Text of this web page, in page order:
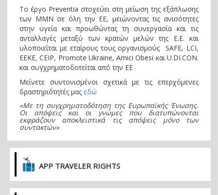
Το έργο Preventia στοχεύει στη μείωση της εξάπλωσης
των ΜΜΝ σε όλη την ΕΕ, μειώνοντας τις ανισότητες
στην υγεία και προωθώντας τη συνεργασία και τις
ανταλλαγές μεταξύ των κρατών μελών της Ε.Ε. και
υλοποιείται με εταίρους τους οργανισμούς SAFE, LCI,
EEKE, CEIP, Promote Ukraine, Amici Obesi και U.DI.CON.
και συγχρηματοδοτείται από την ΕΕ
Μείνετε συντονισμένοι σχετικά με τις επερχόμενες
δραστηριότητές μας εδώ
«Με τη συγχρηματοδότηση της Ευρωπαϊκής Ένωσης.
Οι απόψεις και οι γνώμες που διατυπώνονται
εκφράζουν αποκλειστικά τις απόψεις μόνο των
συντακτών»
APP TRAVELER RIGHTS